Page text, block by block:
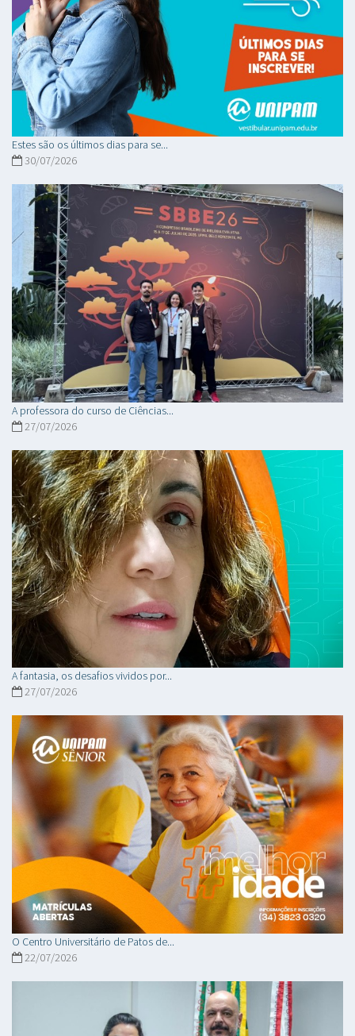
Estes são os últimos dias para se...
30/07/2026
A professora do curso de Ciências...
27/07/2026
A fantasia, os desafios vividos por...
27/07/2026
O Centro Universitário de Patos de...
22/07/2026